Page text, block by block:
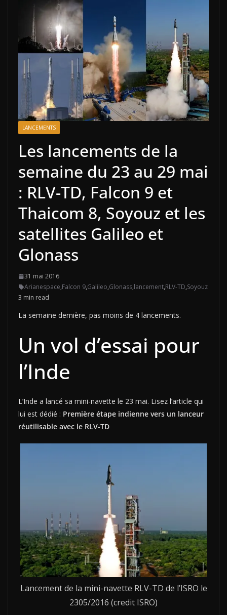
LANCEMENTS
Les lancements de la
semaine du 23 au 29 mai
: RLV-TD, Falcon 9 et
Thaicom 8, Soyouz et les
satellites Galileo et
Glonass
31 mai 2016
Arianespace,Falcon 9,Galileo,Glonass,lancement,RLV-TD,Soyouz
3 min read
La semaine dernière, pas moins de 4 lancements.
Un vol d’essai pour
l’Inde
L’Inde a lancé sa mini-navette le 23 mai. Lisez l’article qui
lui est dédié : Première étape indienne vers un lanceur
réutilisable avec le RLV-TD
Lancement de la mini-navette RLV-TD de l’ISRO le
2305/2016 (credit ISRO)